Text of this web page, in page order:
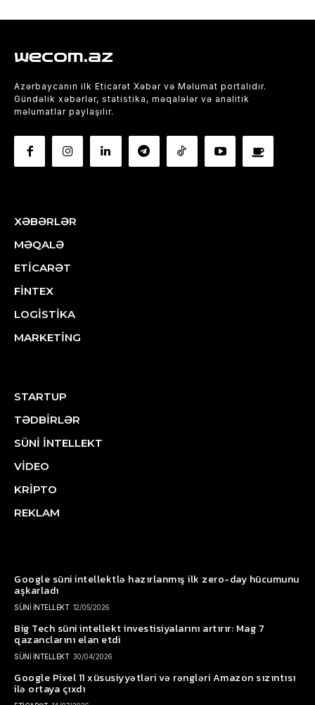
wecom.az
Azərbaycanın ilk Eticarət Xəbər və Məlumat portalıdır.
Gündəlik xəbərlər, statistika, məqalələr və analitik
məlumatlar paylaşılır.
XƏBƏRLƏR
MƏQALƏ
ETİCARƏT
FİNTEX
LOGİSTİKA
MARKETİNG
STARTUP
TƏDBİRLƏR
SÜNİ İNTELLEKT
VİDEO
KRİPTO
REKLAM
Google süni intellektlə hazırlanmış ilk zero-day hücumunu
aşkarladı
SÜNİ İNTELLEKT 12/05/2026
Big Tech süni intellekt investisiyalarını artırır: Mag 7
qazanclarını elan etdi
SÜNİ İNTELLEKT 30/04/2026
Google Pixel 11 xüsusiyyətləri və rəngləri Amazon sızıntısı
ilə ortaya çıxdı